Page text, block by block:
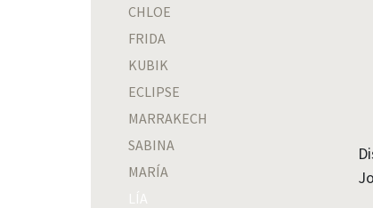
CHLOE
FRIDA
KUBIK
ECLIPSE
MARRAKECH
SABINA
MARÍA
LÍA